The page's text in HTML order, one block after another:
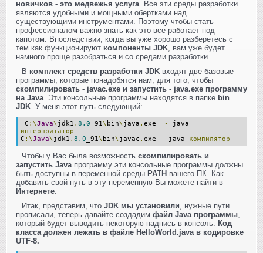
новичков - это медвежья услуга . Все эти среды разработки
являются удобными и мощными обертками над
существующими инструментами. Поэтому чтобы стать
профессионалом важно знать как это все работает под
капотом. Впоследствии, когда вы уже хорошо разберетесь с
тем как функционируют компоненты JDK , вам уже будет
намного проще разобраться и со средами разработки.
В комплект средств разработки JDK входят две базовые
программы, которые понадобятся нам, для того, чтобы
скомпилировать - javac.exe и запустить - java.exe программу
на Java . Эти консольные программы находятся в папке bin
JDK . У меня этот путь следующий:
C :\Java\ jdk1 . 8.0 _91\ bin\ java . exe -
java
интерпритатор
C :\Java\ jdk1 . 8.0 _91\ bin\ javac . exe - java компилятор
Чтобы у Вас была возможность скомпилировать и
запустить Java программу эти консольные программы должны
быть доступны в переменной среды PATH вашего ПК. Как
добавить свой путь в эту переменную Вы можете найти в
Интернете
Итак, представим, что JDK мы установили , нужные пути
прописали, теперь давайте создадим файл Java программы
который будет выводить некоторую надпись в консоль. Код
класса должен лежать в файле HelloWorld.java в кодировке
UTF-8.